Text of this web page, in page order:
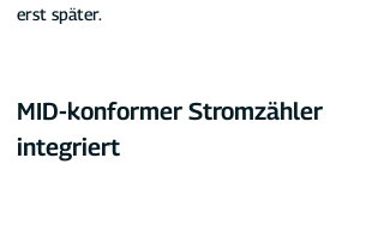
erst später.
MID-konformer Stromzähler
integriert